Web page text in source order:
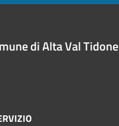
di Alta Val Tidone